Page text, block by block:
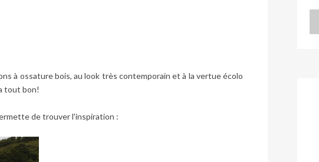
à ossature bois, au look très contemporain et à la vertue écolo
tout bon!
de trouver l'inspiration :